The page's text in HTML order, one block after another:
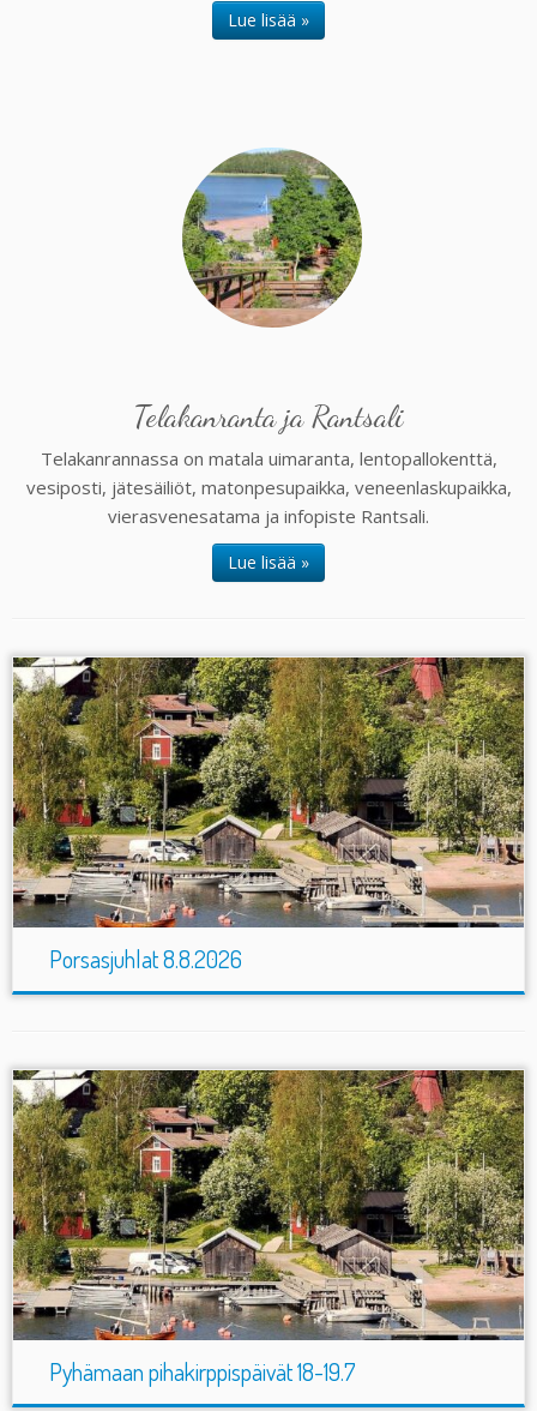
Lue lisää »
Telakanranta ja Rantsali
Telakanrannassa on matala uimaranta, lentopallokenttä,
vesiposti, jätesäiliöt, matonpesupaikka, veneenlaskupaikka,
vierasvenesatama ja infopiste Rantsali.
Lue lisää »
Porsasjuhlat 8.8.2026
Pyhämaan pihakirppispäivät 18-19.7